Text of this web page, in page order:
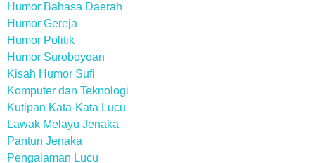
Humor Bahasa Daerah
Humor Gereja
Humor Politik
Humor Suroboyoan
Kisah Humor Sufi
Komputer dan Teknologi
Kutipan Kata-Kata Lucu
Lawak Melayu Jenaka
Pantun Jenaka
Pengalaman Lucu